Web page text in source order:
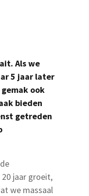
Als we
5 jaar later
ook
bieden
getreden
20 jaar groeit,
we massaal